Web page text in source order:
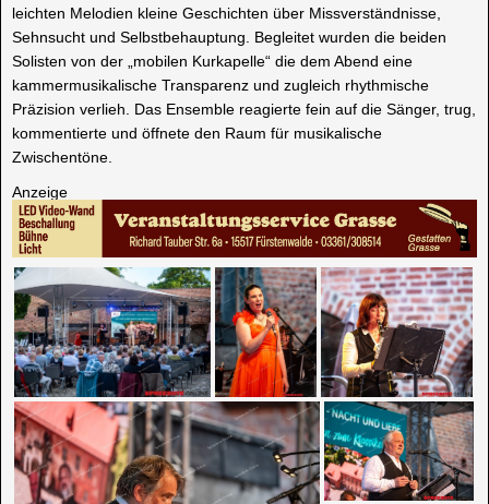
leichten Melodien kleine Geschichten über Missverständnisse,
Sehnsucht und Selbstbehauptung. Begleitet wurden die beiden
Solisten von der „mobilen Kurkapelle“ die dem Abend eine
kammermusikalische Transparenz und zugleich rhythmische
Präzision verlieh. Das Ensemble reagierte fein auf die Sänger, trug,
kommentierte und öffnete den Raum für musikalische
Zwischentöne.
Anzeige